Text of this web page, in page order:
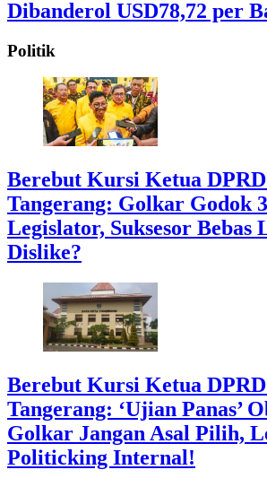
Dibanderol USD78,72 per
Politik
Berebut Kursi Ketua
Tangerang: Golkar Godok
Legislator, Suksesor Bebas
Dislike?
Berebut Kursi Ketua
Tangerang: ‘Ujian Panas’
Golkar Jangan Asal Pilih,
Politicking Internal!